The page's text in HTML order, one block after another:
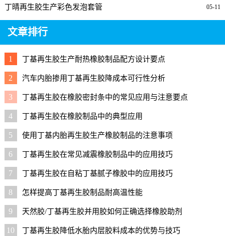
05-11
丁晴再生胶生产彩色发泡套管
文章排行
1 丁基再生胶生产耐热橡胶制品配方设计要点
2 汽车内胎掺用丁基再生胶降成本可行性分析
3 丁基再生胶在橡胶密封条中的常见应用与注意要点
4 丁基再生胶在橡胶制品中的典型应用
5 使用丁基内胎再生胶生产橡胶制品的注意事项
6 丁基再生胶在常见减震橡胶制品中的应用技巧
7 丁基再生胶在自粘丁基腻子橡胶中的应用技巧
8 怎样提高丁基再生胶制品耐高温性能
9 天然胶/丁基再生胶并用胶如何正确选择橡胶助剂
10 丁基再生胶降低水胎内层胶料成本的优势与技巧